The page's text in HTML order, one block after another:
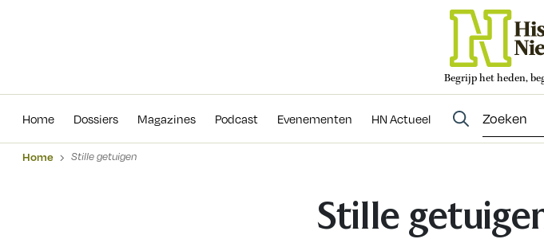
Begrijp het heden,
Home Dossiers Magazines Podcast Evenementen HN Actueel
Evenementen
Home Stille getuigen
Stille